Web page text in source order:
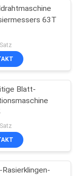
63T
Blatt-